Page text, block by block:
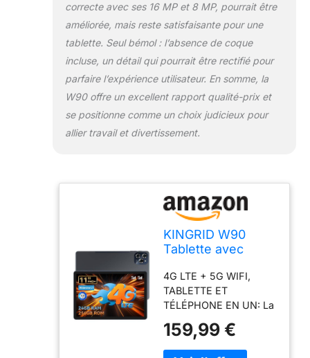
marché.
Fonctionnement plus
fluide, meilleure gestion
de l'énergie, moins de
chauffage et des
graphiques nettement
améliorées. (24GO RAM
= 8GO + 16GO virtuel)
études et les loisirs.
Profitez d'un espace de
stockage généreux
pour plus de
15+GEMINI AI= MISE À
NIVEAU
INTELLIGENTE: La
KINGRID W90, équipée
d'Android 15 et de
correcte avec ses 16 MP et 8 MP, pourrait être
améliorée, mais reste satisfaisante pour une
tablette. Seul bémol : l’absence de coque
incluse, un détail qui pourrait être rectifié pour
parfaire l’expérience utilisateur. En somme, la
W90 offre un excellent rapport qualité-prix et
se positionne comme un choix judicieux pour
allier travail et divertissement.
KINGRID W90
Tablette avec
256 Go(4 to TF),
Octa-Core
4G LTE + 5G WIFI,
TABLETTE ET
TÉLÉPHONE EN UN: La
prend en charge les
appels 4G LTE et peut
159,99 €